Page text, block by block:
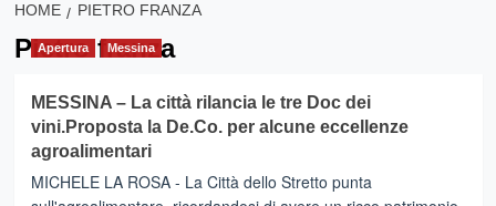
HOME PIETRO FRANZA
Pietro franza
Apertura Messina
MESSINA – La città rilancia le tre Doc dei
vini.Proposta la De.Co. per alcune eccellenze
agroalimentari
MICHELE LA ROSA - La Città dello Stretto punta